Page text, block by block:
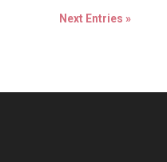
Next Entries »